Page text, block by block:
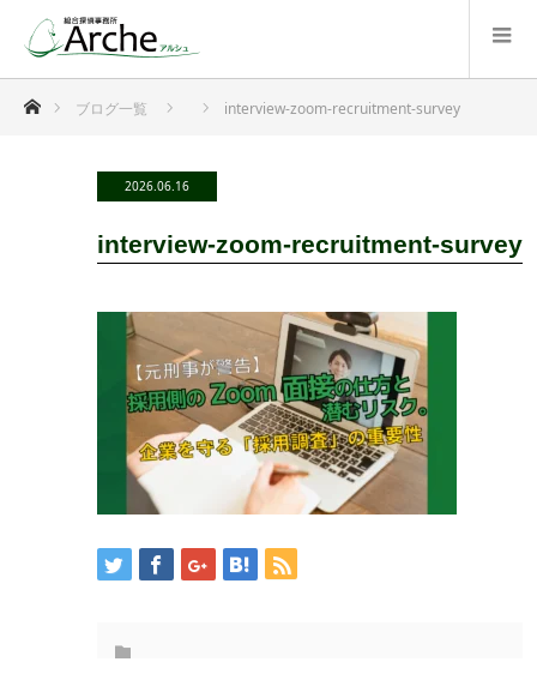
ホームブログ一覧 interview-zoom-recruitment-survey
2026.06.16
interview-zoom-recruitment-survey